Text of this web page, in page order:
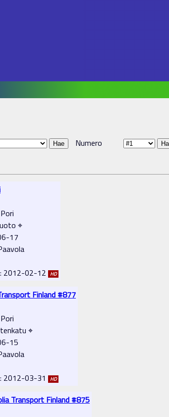
Numero
⌖
17
2012-02-12 HD
Finland #877
⌖
15
2012-03-31
HD
Transport Finland #875